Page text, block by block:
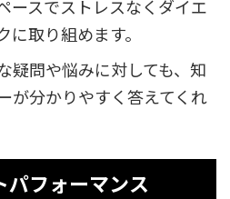
ースでストレスなくダイエ
に取り組めます。
疑問や悩みに対しても、知
が分かりやすく答えてくれ
パフォーマンス